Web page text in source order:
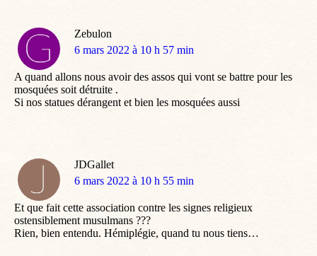
Zebulon
dit
6 mars 2022 à 10 h 57 min
A quand allons nous avoir des assos qui vont se battre pour les
mosquées soit détruite .
Si nos statues dérangent et bien les mosquées aussi
JDGallet
dit
6 mars 2022 à 10 h 55 min
Et que fait cette association contre les signes religieux
ostensiblement musulmans ???
Rien, bien entendu. Hémiplégie, quand tu nous tiens…